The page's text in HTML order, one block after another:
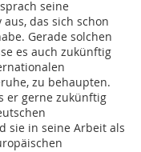
seine
das sich schon
Gerade solchen
es auch zukünftig
zu behaupten.
er gerne zukünftig
sie in seine Arbeit als